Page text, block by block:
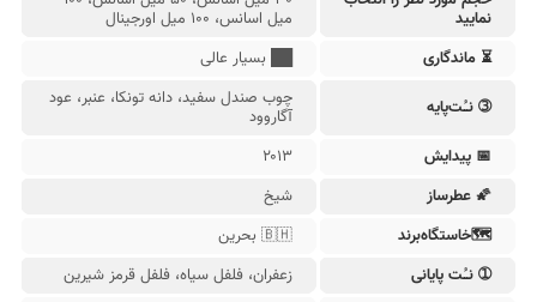
نمایید
میل اسانس، 100 میل اورجینال
⏳ ماندگاری
██ بسیار عالی
➂ نـُت‌پایه
چوب صندل سفید، دانه تونکا، عنبر، عود
آگاروود
📅 پیدایش
۲۰۱۳
🌠 عطرساز
شیخ
🗺خاستگاه‌‌برند
🇧🇭 بحرین
➀ نـُت‌ پایانی
زعفران، فلفل سیاه، فلفل قرمز شیرین
عطر مردانه دولچه گابانا